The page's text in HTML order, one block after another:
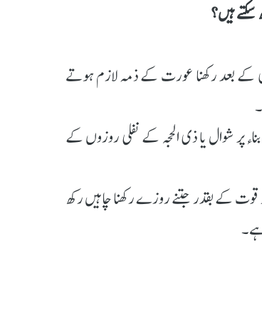
ہیں؟
بعد رکھنا عورت کے ذمہ لازم ہوتے
شوال یا ذی الحجہ کے نفلی روزوں کے
قوت کے بقدر جتنے روزے رکھنا چاہیں رکھ